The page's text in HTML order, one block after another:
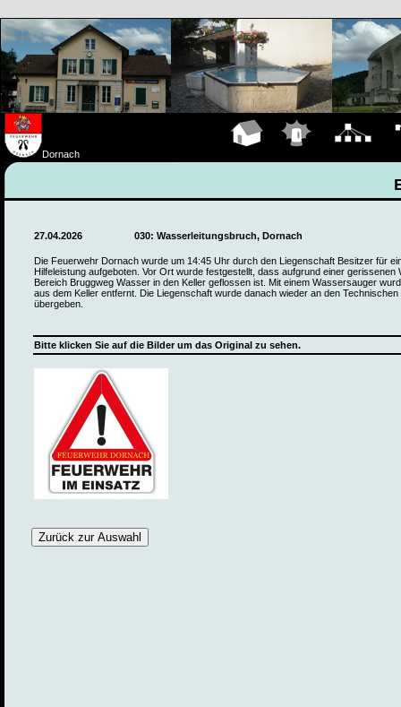
Dornach
27.04.2026 030: Wasserleitungsbruch, Dornach
Die Feuerwehr Dornach wurde um 14:45 Uhr durch den Liegenschaft Besitzer für
Hilfeleistung aufgeboten. Vor Ort wurde festgestellt, dass aufgrund einer gerissenen
Bereich Bruggweg Wasser in den Keller geflossen ist. Mit einem Wassersauger
aus dem Keller entfernt. Die Liegenschaft wurde danach wieder an den Technischen
übergeben.
Bitte klicken Sie auf die Bilder um das Original zu sehen.
Zurück zur Auswahl